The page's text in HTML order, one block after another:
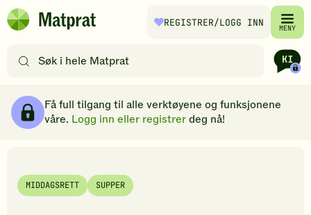
Hopp til hovedinnhold
Matprat
REGISTRER/LOGG INN MENY
etter
filtre
Få full tilgang til alle verktøyene og funksjonene
våre. Logg inn eller registrerdeg nå!
MIDDAGSRETT SUPPER